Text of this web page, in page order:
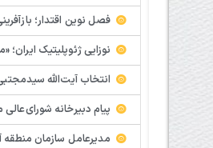
فصل نوین اقتدار؛ بازآفرینی
نوزایی ژئوپلیتیک ایران؛
انتخاب آیت‌الله سیدمجتبی خامنه‌ای به
پیام دبیرخانه شورای‌عالی مناطق آزاد و
مدیرعامل سازمان منطقه آزاد